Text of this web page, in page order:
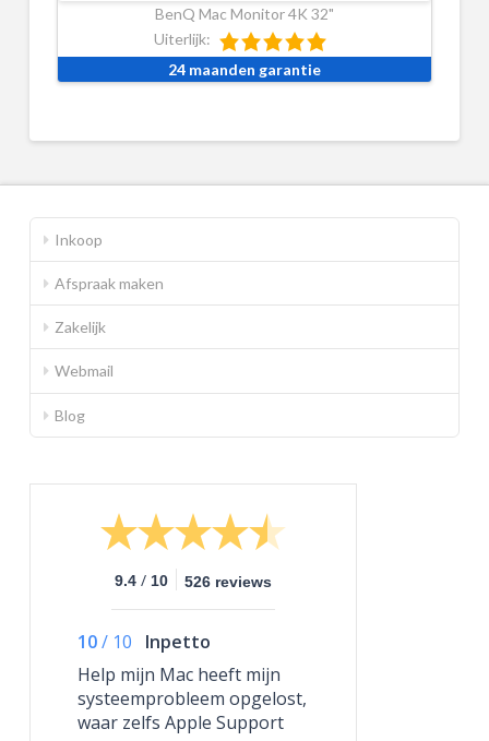
BenQ Mac Monitor 4K 32"
Uiterlijk:
24 maanden garantie
Inkoop
Afspraak maken
Zakelijk
Webmail
Blog
9.4 / 10 526 reviews
10/ 10
Inpetto
Help mijn Mac heeft mijn
systeemprobleem opgelost,
waar zelfs Apple Support